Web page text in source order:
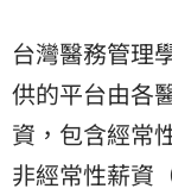
台灣醫務管理
供的平台由各
資，包含經常
非經常性薪資